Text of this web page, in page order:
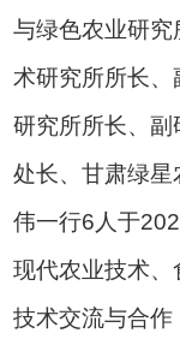
与绿色农业研
术研究所所长
研究所所长、副
处长、甘肃绿
伟一行6人于
现代农业技术
技术交流与合